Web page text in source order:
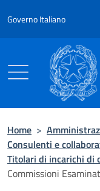
Governo Italiano
Home >
Consulenti e
Titolari di incarichi di
Commissioni